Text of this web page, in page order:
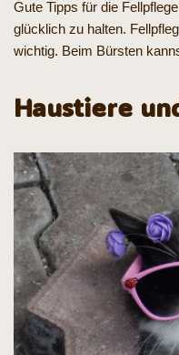
Gute Tipps für die
glücklich zu halten.
wichtig. Beim Bürsten
Haustiere